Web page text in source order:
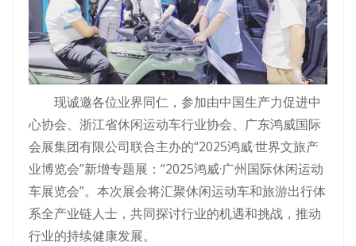
现诚邀各位业界同仁，参加由中国生产力促进中
心协会、浙江省休闲运动车行业协会、广东鸿威国际
会展集团有限公司联合主办的“2025鸿威·世界文旅产
业博览会”新增专题展：“2025鸿威·广州国际休闲运动
车展览会”。本次展会将汇聚休闲运动车和旅游出行体
系全产业链人士，共同探讨行业的机遇和挑战，推动
行业的持续健康发展。